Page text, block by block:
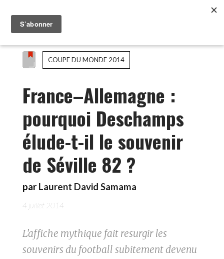
COUPE DU MONDE 2014
France–Allemagne :
pourquoi Deschamps
élude-t-il le souvenir
de Séville 82 ?
par Laurent David Samama
4 juillet 2014
L'affiche mythique fait resurgir les
souvenirs du football subitement devenu